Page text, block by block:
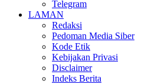
Telegram
LAMAN
Redaksi
Pedoman Media Siber
Kode Etik
Kebijakan Privasi
Disclaimer
Indeks Berita